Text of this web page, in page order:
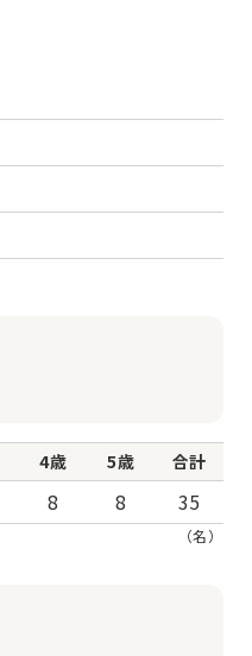
4歳 5歳 合計
8 8 35
（名）